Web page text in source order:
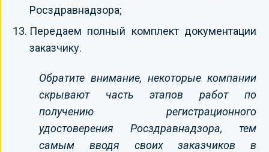
Росздравнадзора;
Передаем полный комплект документации
заказчику.
Обратите внимание, некоторые компании
скрывают часть этапов работ по
получению регистрационного
удостоверения Росздравнадзора, тем
самым вводя своих заказчиков в